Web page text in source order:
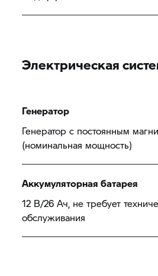
Электрическая
Генератор
Генератор с постоянным
(номинальная мощность)
Аккумуляторная батарея
12 В/26 Ач, не требует
обслуживания